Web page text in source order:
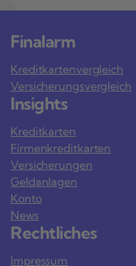
Finalarm
Kreditkartenvergleich
Versicherungsvergleich
Insights
Kreditkarten
Firmenkreditkarten
Versicherungen
Geldanlagen
Konto
News
Rechtliches
Impressum